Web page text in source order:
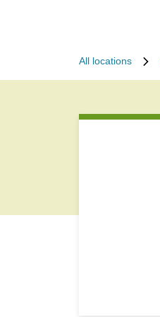
All locations